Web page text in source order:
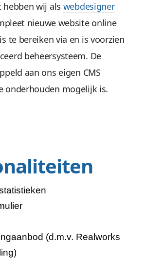
wij als webdesigner
nieuwe website online
te bereiken via en is voorzien
beheersysteem. De
aan ons eigen CMS
onderhouden mogelijk is.
(d.m.v. Realworks